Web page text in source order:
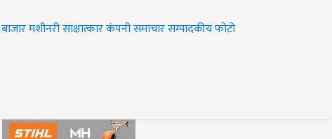
बाजारमशीनरीसाक्षात्कारकंपनी समाचारसम्पादकीयफोटो